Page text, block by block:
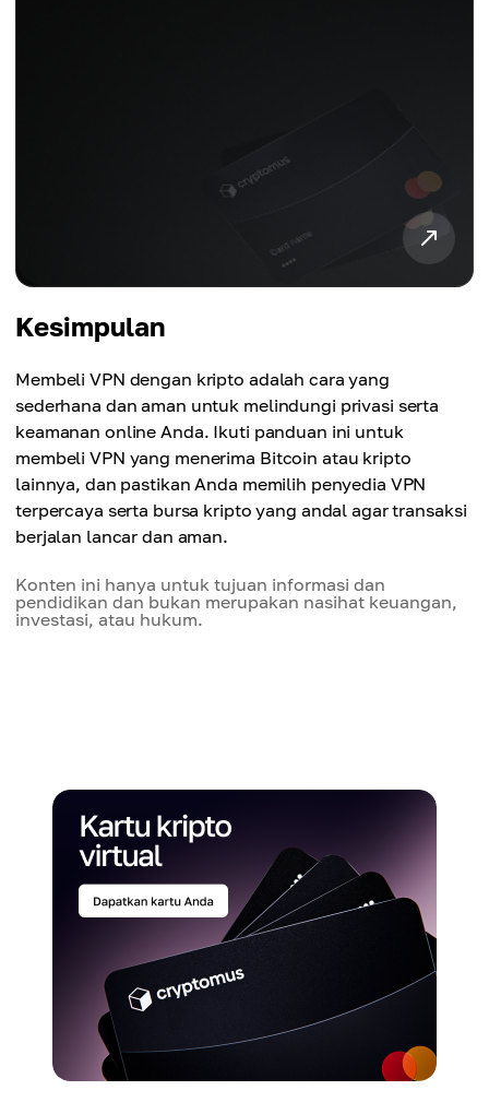
Kesimpulan
Membeli VPN dengan kripto adalah cara yang
sederhana dan aman untuk melindungi privasi serta
keamanan online Anda. Ikuti panduan ini untuk
membeli VPN yang menerima Bitcoin atau kripto
lainnya, dan pastikan Anda memilih penyedia VPN
terpercaya serta bursa kripto yang andal agar transaksi
berjalan lancar dan aman.
Konten ini hanya untuk tujuan informasi dan
pendidikan dan bukan merupakan nasihat keuangan,
investasi, atau hukum.